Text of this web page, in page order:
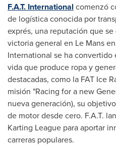
F.A.T. International comenzó
de logística conocida por
exprés, una reputación que
victoria general en Le Mans
International se ha
vida que produce ropa y
destacadas, como la FAT Ice
misión "Racing for a new
nueva generación), su
de motor desde cero. F.A.T.
Karting League para aportar
carreras populares.